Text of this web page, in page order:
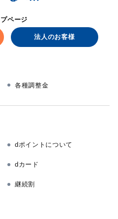
プページ
法人のお客様
各種調整金
dポイントについて
dカード
継続割